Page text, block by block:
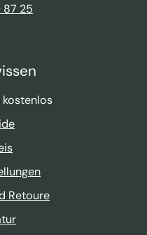
87 25
Retoure